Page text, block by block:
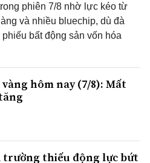
phiên 7/8 nhờ lực kéo từ
và nhiều bluechip, dù đà
bất động sản vốn hóa
vàng hôm nay (7/8): Mất
trường thiếu động lực bứt